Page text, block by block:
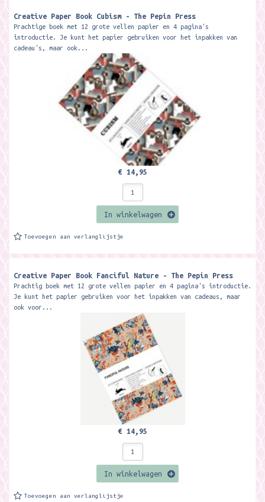
Creative Paper Book Cubism - The Pepin Press
Prachtige boek met 12 grote vellen papier en 4 pagina's
introductie. Je kunt het papier gebruiken voor het inpakken van
cadeau's, maar ook...
€ 14,95
In winkelwagen
Toevoegen aan verlanglijstje
Creative Paper Book Fanciful Nature - The Pepin Press
Prachtig boek met 12 grote vellen papier en 4 pagina's introductie.
Je kunt het papier gebruiken voor het inpakken van cadeaus, maar
ook voor...
€ 14,95
In winkelwagen
Toevoegen aan verlanglijstje